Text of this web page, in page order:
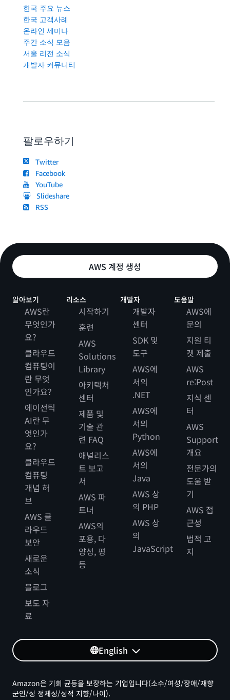
한국 주요 뉴스
한국 고객사례
온라인 세미나
주간 소식 모음
서울 리전 소식
개발자 커뮤니티
팔로우하기
Twitter
Facebook
YouTube
Slideshare
RSS
AWS 계정 생성
알아보기
AWS란
무엇인가
요?
클라우드
컴퓨팅이
란 무엇
인가요?
에이전틱
AI란 무
엇인가
요?
클라우드
컴퓨팅
개념 허
브
AWS 클
라우드
보안
새로운
소식
블로그
보도 자
료
리소스
시작하기
훈련
AWS
Solutions
Library
아키텍처
센터
제품 및
기술 관
련 FAQ
애널리스
트 보고
서
AWS 파
트너
AWS의
포용, 다
양성, 평
등
개발자
개발자
센터
SDK 및
도구
AWS에
서의
.NET
AWS에
서의
Python
AWS에
서의
Java
AWS 상
의 PHP
AWS 상
의
JavaScript
도움말
AWS에
문의
지원 티
켓 제출
AWS
re:Post
지식 센
터
AWS
Support
개요
전문가의
도움 받
기
AWS 접
근성
법적 고
지
English
Amazon은 기회 균등을 보장하는 기업입니다(소수/여성/장애/재향
군인/성 정체성/성적 지향/나이).